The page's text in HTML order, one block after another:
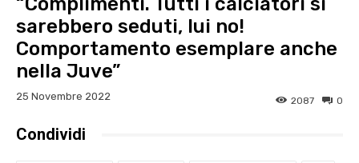
sarebbero seduti, lui no!
Comportamento esemplare anche
nella Juve”
25 Novembre 2022 0
2087
Condividi